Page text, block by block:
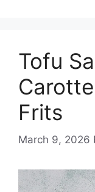
Tofu
Frits
March 9, 2026